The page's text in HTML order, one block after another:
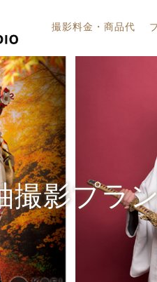
・誕生日
撮影料金・商品代
撮影プラ